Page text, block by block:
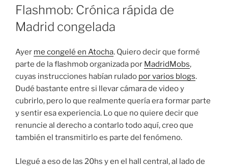
EL
Flashmob: Crónica rápida de
Madrid congelada
Ayer me congelé en Atocha. Quiero decir que formé
parte de la flashmob organizada por MadridMobs,
cuyas instrucciones habían rulado por varios blogs.
Dudé bastante entre si llevar cámara de video y
cubrirlo, pero lo que realmente quería era formar parte
y sentir esa experiencia. Lo que no quiere decir que
renuncie al derecho a contarlo todo aquí, creo que
también el transmitirlo es parte del fenómeno.
Llegué a eso de las 20hs y en el hall central, al lado de